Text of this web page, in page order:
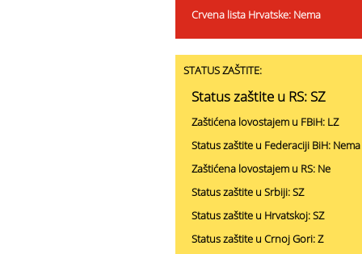
Crvena lista Hrvatske: Nema
STATUS ZAŠTITE:
Status zaštite u RS: SZ
Zaštićena lovostajem u FBiH: LZ
Status zaštite u Federaciji BiH: Nema
Zaštićena lovostajem u RS: Ne
Status zaštite u Srbiji: SZ
Status zaštite u Hrvatskoj: SZ
Status zaštite u Crnoj Gori: Z